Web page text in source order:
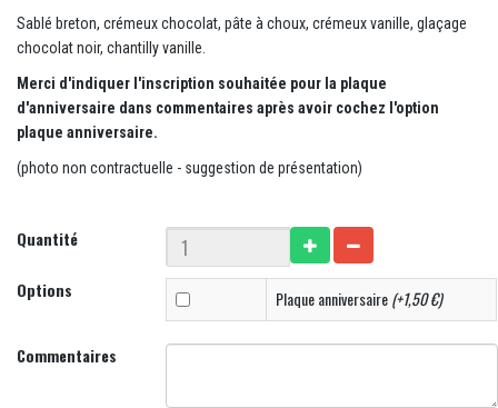
Sablé breton, crémeux chocolat, pâte à choux, crémeux vanille, glaçage
chocolat noir, chantilly vanille.
Merci d'indiquer l'inscription souhaitée pour la plaque
d'anniversaire dans commentaires après avoir cochez l'option
plaque anniversaire.
(photo non contractuelle - suggestion de présentation)
Quantité
Options Plaque anniversaire(+1,50 €)
Commentaires